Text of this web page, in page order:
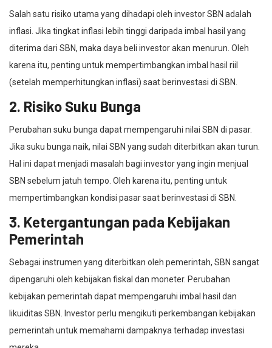
Salah satu risiko utama yang dihadapi oleh investor SBN adalah
inflasi. Jika tingkat inflasi lebih tinggi daripada imbal hasil yang
diterima dari SBN, maka daya beli investor akan menurun. Oleh
karena itu, penting untuk mempertimbangkan imbal hasil riil
(setelah memperhitungkan inflasi) saat berinvestasi di SBN.
2. Risiko Suku Bunga
Perubahan suku bunga dapat mempengaruhi nilai SBN di pasar.
Jika suku bunga naik, nilai SBN yang sudah diterbitkan akan turun.
Hal ini dapat menjadi masalah bagi investor yang ingin menjual
SBN sebelum jatuh tempo. Oleh karena itu, penting untuk
mempertimbangkan kondisi pasar saat berinvestasi di SBN.
3. Ketergantungan pada Kebijakan
Pemerintah
Sebagai instrumen yang diterbitkan oleh pemerintah, SBN sangat
dipengaruhi oleh kebijakan fiskal dan moneter. Perubahan
kebijakan pemerintah dapat mempengaruhi imbal hasil dan
likuiditas SBN. Investor perlu mengikuti perkembangan kebijakan
pemerintah untuk memahami dampaknya terhadap investasi